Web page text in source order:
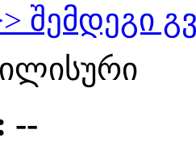
შემდეგი
--